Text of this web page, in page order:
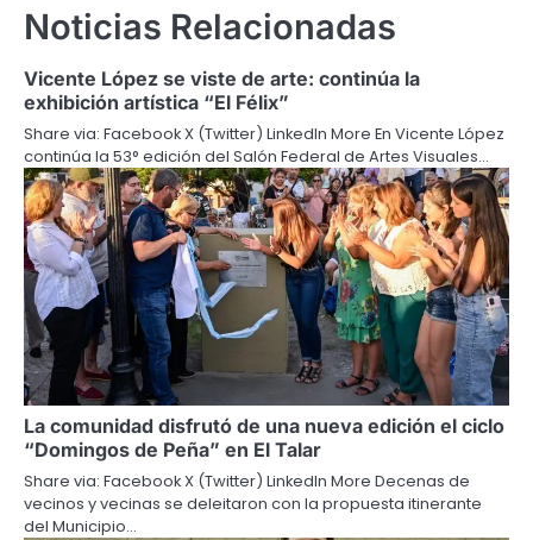
Noticias Relacionadas
Vicente López se viste de arte: continúa la
exhibición artística “El Félix”
Share via: Facebook X (Twitter) LinkedIn More En Vicente López
continúa la 53° edición del Salón Federal de Artes Visuales…
La comunidad disfrutó de una nueva edición el ciclo
“Domingos de Peña” en El Talar
Share via: Facebook X (Twitter) LinkedIn More Decenas de
vecinos y vecinas se deleitaron con la propuesta itinerante
del Municipio…